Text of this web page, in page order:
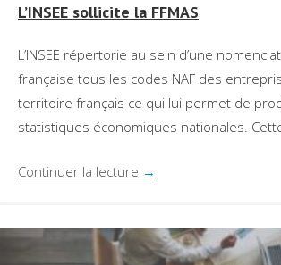
L’INSEE sollicite la FFMAS
L’INSEE répertorie au sein d’une
française tous les codes NAF des
territoire français ce qui lui permet de
statistiques économiques nationales.
Continuer la lecture →